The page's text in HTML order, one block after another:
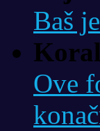
Baš
Ove